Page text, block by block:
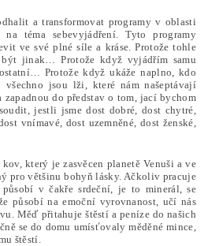
a transformovat programy v oblasti
na téma sebevyjádření. Tyto programy
ve své plné síle a kráse. Protože tohle
jinak… Protože když vyjádřím samu
Protože když ukáže naplno, kdo
jsou lži, které nám našeptávají
zapadnou do představ o tom, jací bychom
jestli jsme dost dobré, dost chytré,
vnímavé, dost uzemněné, dost ženské,
který je zasvěcen planetě Venuši a ve
pro většinu bohyň lásky. Ačkoliv pracuje
v čakře srdeční, je to minerál, se
působí na emoční vyrovnanost, učí nás
Měď přitahuje štěstí a peníze do našich
se do domu umísťovaly měděné mince,
štěstí.